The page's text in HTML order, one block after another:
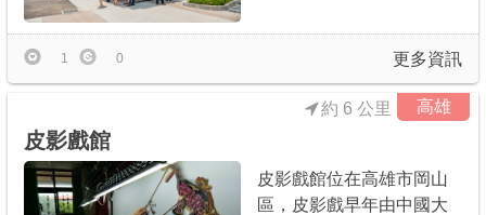
更多資訊
1 0
高雄
皮影戲館
約 6 公里
皮影戲館位在高雄市岡山
區，皮影戲早年由中國大